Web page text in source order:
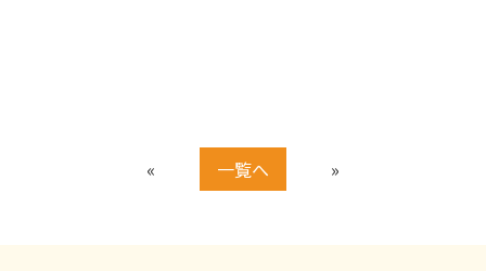
« 一覧へ »